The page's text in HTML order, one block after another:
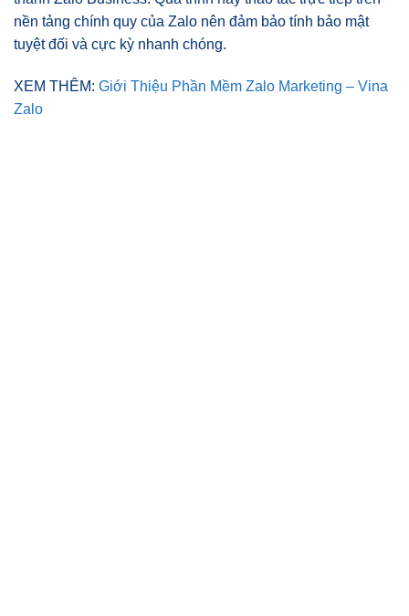
nền tảng chính quy của Zalo nên đảm bảo tính bảo mật
tuyệt đối và cực kỳ nhanh chóng.
XEM THÊM: Giới Thiệu Phần Mềm Zalo Marketing – Vina
Zalo